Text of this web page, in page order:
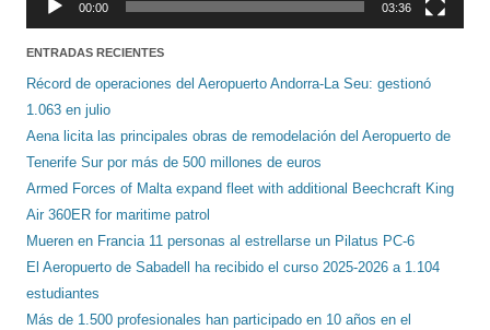
00:00 03:36
ENTRADAS RECIENTES
Récord de operaciones del Aeropuerto Andorra-La Seu: gestionó
1.063 en julio
Aena licita las principales obras de remodelación del Aeropuerto de
Tenerife Sur por más de 500 millones de euros
Armed Forces of Malta expand fleet with additional Beechcraft King
Air 360ER for maritime patrol
Mueren en Francia 11 personas al estrellarse un Pilatus PC-6
El Aeropuerto de Sabadell ha recibido el curso 2025-2026 a 1.104
estudiantes
Más de 1.500 profesionales han participado en 10 años en el